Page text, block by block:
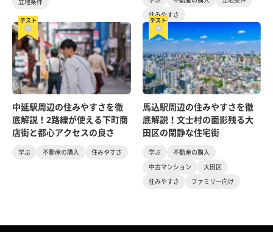
立地条件
住みやすさ
テスト
中延駅周辺の住みやすさを徹
底解説！2路線が使える下町商
店街と都心アクセスの良さ
学ぶ 不動産の購入 住みやすさ
テスト
馬込駅周辺の住みやすさを徹
底解説！文士村の面影残る大
田区の閑静な住宅街
学ぶ
不動産の購入
中古マンション
大田区
住みやすさ
ファミリー向け